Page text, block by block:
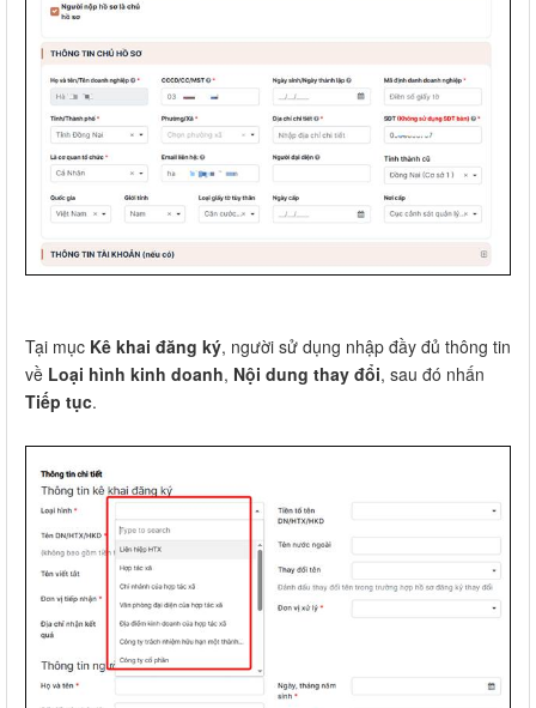
Tại mục Kê khai đăng ký, người sử dụng nhập đầy đủ thông tin
về Loại hình kinh doanh, Nội dung thay đổi, sau đó nhấn
Tiếp tục.